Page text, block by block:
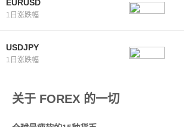
EURUSD
1日涨跌幅
USDJPY
1日涨跌幅
关于 FOREX 的一切